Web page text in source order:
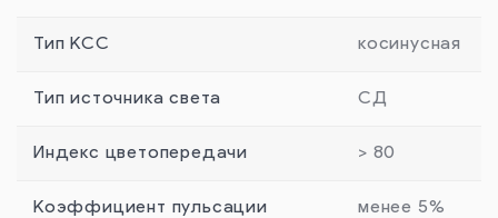
Тип КСС косинусная
Тип источника света СД
Индекс цветопередачи > 80
Коэффициент пульсации
менее 5%